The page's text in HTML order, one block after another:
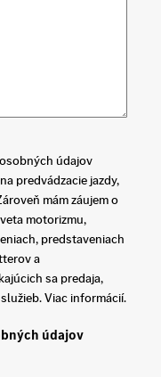
údajov
predvádzacie jazdy,
mám záujem o
motorizmu,
predstaveniach
a
sa predaja,
Viac informácií.
údajov